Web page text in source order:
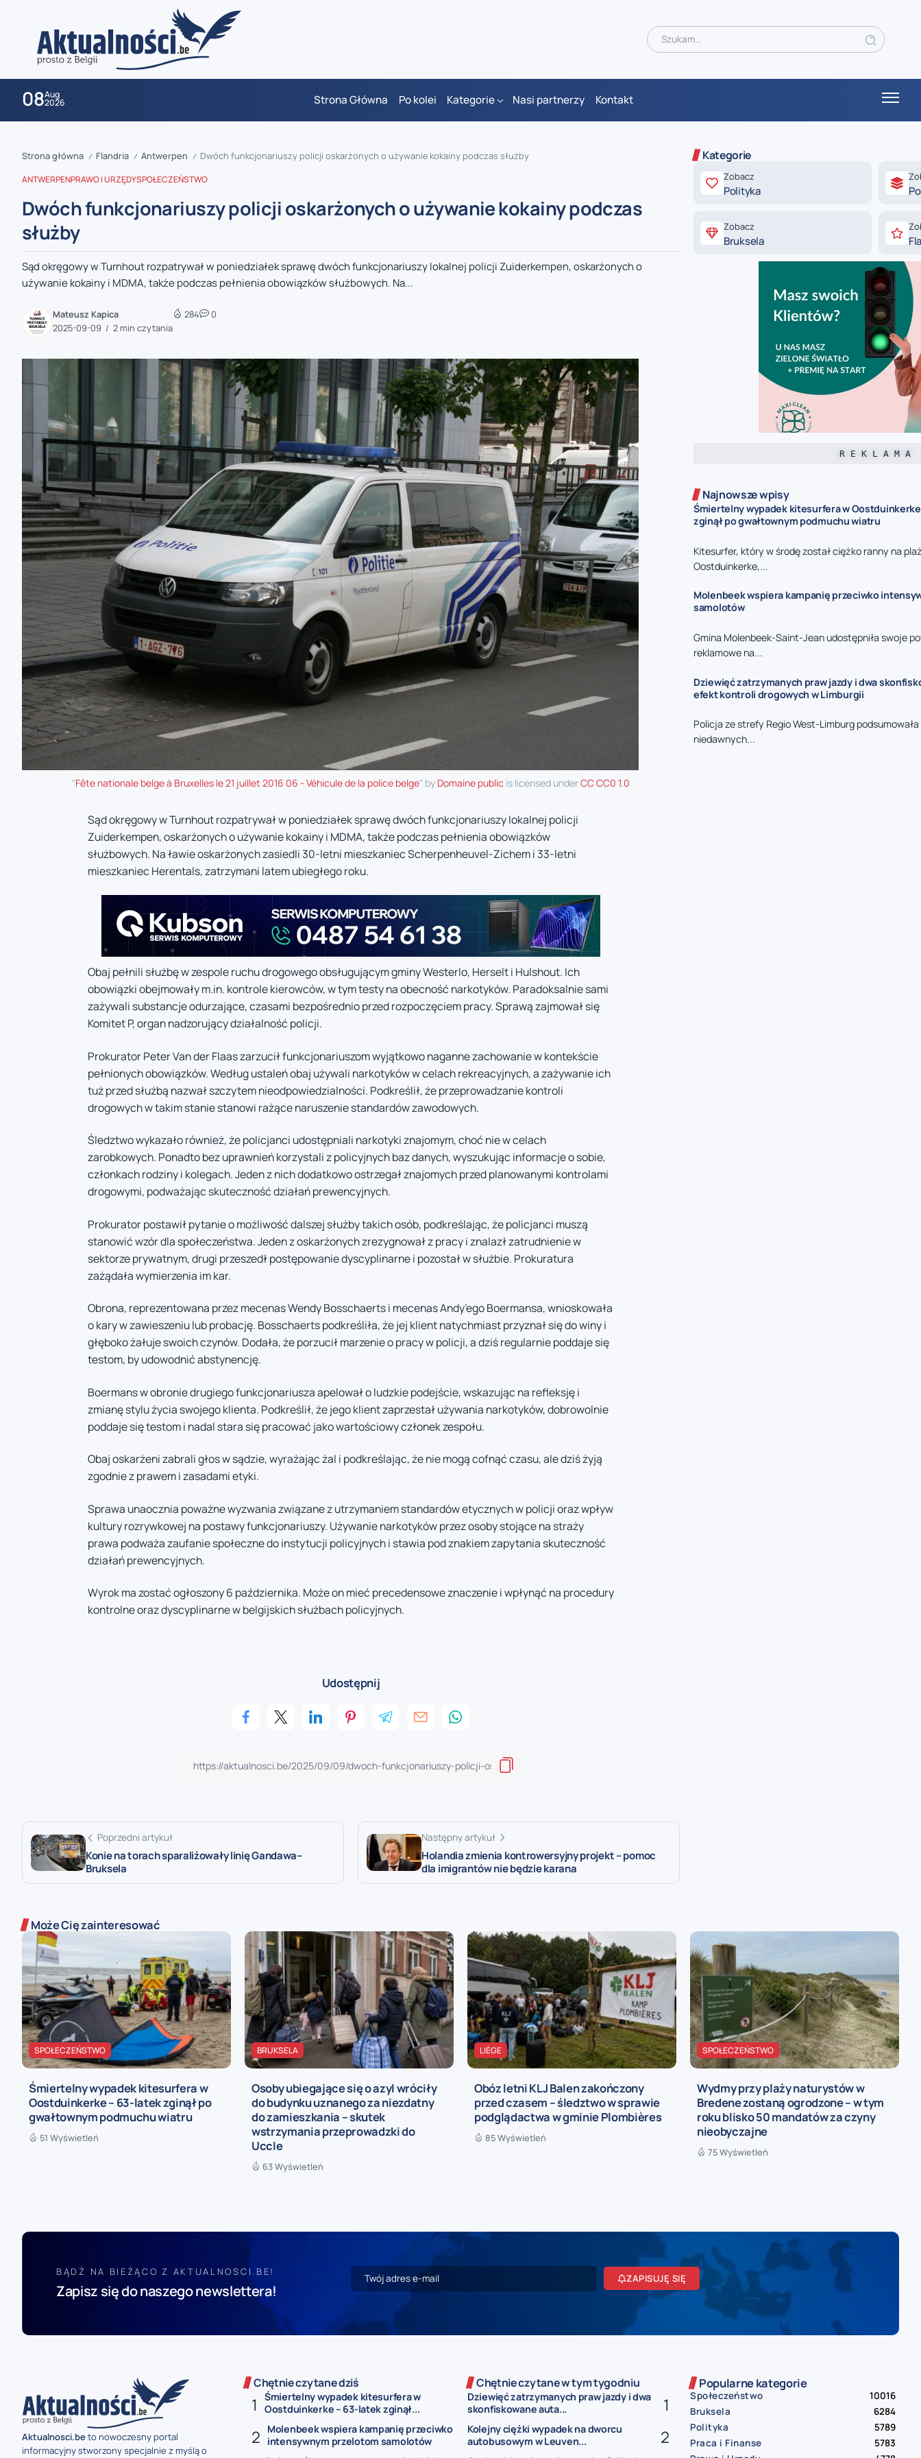
08Aug
2026 Strona Główna Po kolei Kategorie Nasi partnerzy Kontakt
zaobserwuj nas
zaobserwuj nas
zaobserwuj nas
zaobserwuj nas
Strona główna / Flandria / Antwerpen / Dwóch funkcjonariuszy policji oskarżonych o używanie kokainy podczas służby
ANTWERPENPRAWO I URZĘDYSPOŁECZEŃSTWO
Dwóch funkcjonariuszy policji oskarżonych o używanie kokainy podczas
służby
Sąd okręgowy w Turnhout rozpatrywał w poniedziałek sprawę dwóch funkcjonariuszy lokalnej policji Zuiderkempen, oskarżonych o
używanie kokainy i MDMA, także podczas pełnienia obowiązków służbowych. Na...
Mateusz Kapica
2025-09-09
2 min czytania
284 0
"Fête nationale belge à Bruxelles le 21 juillet 2016 06 - Véhicule de la police belge" by Domaine public is licensed underCC CC0 1.0
Sąd okręgowy w Turnhout rozpatrywał w poniedziałek sprawę dwóch funkcjonariuszy lokalnej policji
Zuiderkempen, oskarżonych o używanie kokainy i MDMA, także podczas pełnienia obowiązków
służbowych. Na ławie oskarżonych zasiedli 30-letni mieszkaniec Scherpenheuvel-Zichem i 33-letni
mieszkaniec Herentals, zatrzymani latem ubiegłego roku.
Obaj pełnili służbę w zespole ruchu drogowego obsługującym gminy Westerlo, Herselt i Hulshout. Ich
obowiązki obejmowały m.in. kontrole kierowców, w tym testy na obecność narkotyków. Paradoksalnie sami
zażywali substancje odurzające, czasami bezpośrednio przed rozpoczęciem pracy. Sprawą zajmował się
Komitet P, organ nadzorujący działalność policji.
Prokurator Peter Van der Flaas zarzucił funkcjonariuszom wyjątkowo naganne zachowanie w kontekście
pełnionych obowiązków. Według ustaleń obaj używali narkotyków w celach rekreacyjnych, a zażywanie ich
tuż przed służbą nazwał szczytem nieodpowiedzialności. Podkreślił, że przeprowadzanie kontroli
drogowych w takim stanie stanowi rażące naruszenie standardów zawodowych.
Śledztwo wykazało również, że policjanci udostępniali narkotyki znajomym, choć nie w celach
zarobkowych. Ponadto bez uprawnień korzystali z policyjnych baz danych, wyszukując informacje o sobie,
członkach rodziny i kolegach. Jeden z nich dodatkowo ostrzegał znajomych przed planowanymi kontrolami
drogowymi, podważając skuteczność działań prewencyjnych.
Prokurator postawił pytanie o możliwość dalszej służby takich osób, podkreślając, że policjanci muszą
stanowić wzór dla społeczeństwa. Jeden z oskarżonych zrezygnował z pracy i znalazł zatrudnienie w
sektorze prywatnym, drugi przeszedł postępowanie dyscyplinarne i pozostał w służbie. Prokuratura
zażądała wymierzenia im kar.
Obrona, reprezentowana przez mecenas Wendy Bosschaerts i mecenas Andy’ego Boermansa, wnioskowała
o kary w zawieszeniu lub probację. Bosschaerts podkreśliła, że jej klient natychmiast przyznał się do winy i
głęboko żałuje swoich czynów. Dodała, że porzucił marzenie o pracy w policji, a dziś regularnie poddaje się
testom, by udowodnić abstynencję.
Boermans w obronie drugiego funkcjonariusza apelował o ludzkie podejście, wskazując na refleksję i
zmianę stylu życia swojego klienta. Podkreślił, że jego klient zaprzestał używania narkotyków, dobrowolnie
poddaje się testom i nadal stara się pracować jako wartościowy członek zespołu.
Obaj oskarżeni zabrali głos w sądzie, wyrażając żal i podkreślając, że nie mogą cofnąć czasu, ale dziś żyją
zgodnie z prawem i zasadami etyki.
Sprawa unaocznia poważne wyzwania związane z utrzymaniem standardów etycznych w policji oraz wpływ
kultury rozrywkowej na postawy funkcjonariuszy. Używanie narkotyków przez osoby stojące na straży
prawa podważa zaufanie społeczne do instytucji policyjnych i stawia pod znakiem zapytania skuteczność
działań prewencyjnych.
Wyrok ma zostać ogłoszony 6 października. Może on mieć precedensowe znaczenie i wpłynąć na procedury
kontrolne oraz dyscyplinarne w belgijskich służbach policyjnych.
Udostępnij
Poprzedni artykuł
Konie na torach sparaliżowały linię Gandawa–
Bruksela
Następny artykuł
Holandia zmienia kontrowersyjny projekt – pomoc
dla imigrantów nie będzie karana
Kategorie
Zobacz
Polityka
Zobacz
Bruksela
R E K L A M A
Najnowsze wpisy
Śmiertelny wypadek kitesurfera w
zginął po gwałtownym podmuchu wiatru
Kitesurfer, który w środę został ciężko ranny na
Oostduinkerke,...
Molenbeek wspiera kampanię przeciwko
samolotów
Gmina Molenbeek-Saint-Jean udostępniła swoje
reklamowe na...
Dziewięć zatrzymanych praw jazdy i dwa
efekt kontroli drogowych w Limburgii
Policja ze strefy Regio West-Limburg
niedawnych...
Może Cię zainteresować
SPOŁECZEŃSTWO
Śmiertelny wypadek kitesurfera w
Oostduinkerke – 63-latek zginął po
gwałtownym podmuchu wiatru
51 Wyświetleń
BRUKSELA
Osoby ubiegające się o azyl wróciły
do budynku uznanego za niezdatny
do zamieszkania – skutek
wstrzymania przeprowadzki do
Uccle
63 Wyświetleń
LIÈGE
Obóz letni KLJ Balen zakończony
przed czasem – śledztwo w sprawie
podglądactwa w gminie Plombières
85 Wyświetleń
SPOŁECZEŃSTWO
Wydmy przy plaży naturystów w
Bredene zostaną ogrodzone – w tym
roku blisko 50 mandatów za czyny
nieobyczajne
75 Wyświetleń
BĄDŹ NA BIEŻĄCO Z AKTUALNOSCI.BE!
Zapisz się do naszego newslettera!
ZAPISUJĘ SIĘ
Aktualnosci.beto nowoczesny portal
informacyjny stworzony specjalnie z myślą o
Chętnie czytane dziś
Śmiertelny wypadek kitesurfera w
Oostduinkerke – 63-latek zginął...
Molenbeek wspiera kampanię przeciwko
intensywnym przelotom samolotów
Chętnie czytane w tym tygodniu
Dziewięć zatrzymanych praw jazdy i dwa
skonfiskowane auta...
Kolejny ciężki wypadek na dworcu
autobusowym w Leuven...
Popularne kategorie
Społeczeństwo
10016
Bruksela
6284
Polityka
5789
Praca i Finanse
5783